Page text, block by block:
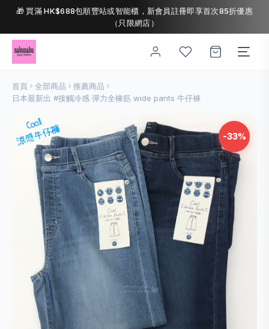
🎁 買滿 HK$688包順豐站或智能櫃，新會員註冊即享首次85折優惠
（只限網店）
首頁 全部商品
推薦商品
日本最新出 #接觸冷感 彈力全橡筋 wide pants 牛仔褲
-33%